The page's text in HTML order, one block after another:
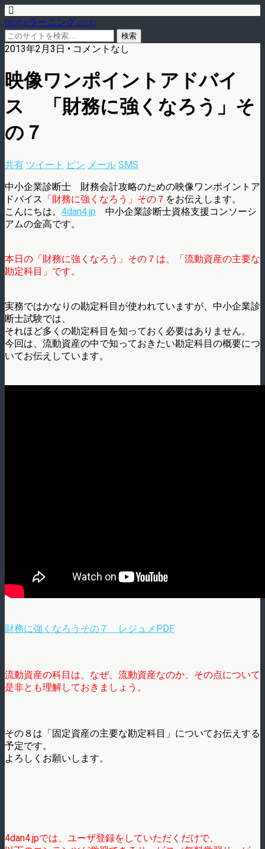
blog.eラーニング.co.jp
2013年2月3日 • コメントなし
映像ワンポイントアドバイ
ス 「財務に強くなろう」そ
の７
共有 ツイート ピン メール SMS
中小企業診断士 財務会計攻略のための映像ワンポイントア
ドバイス 「財務に強くなろう」その７ をお伝えします。
こんにちは。 4dan4.jp 中小企業診断士資格支援コンソーシ
アムの金高です。
本日の「財務に強くなろう」その７は、「流動資産の主要な
勘定科目」です。
実務ではかなりの勘定科目が使われていますが、中小企業診
断士試験では、
それほど多くの勘定科目を知っておく必要はありません。
今回は、流動資産の中で知っておきたい勘定科目の概要につ
いてお伝えしています。
財務に強くなろうその７ レジュメPDF
流動資産の科目は、なぜ、流動資産なのか、その点について
是非とも理解しておきましょう。
その８は「固定資産の主要な勘定科目」についてお伝えする
予定です。
よろしくお願いします。
4dan4.jpでは、ユーザ登録をしていただくだけで、